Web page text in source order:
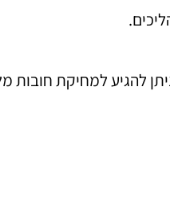
להגיע למחיקת